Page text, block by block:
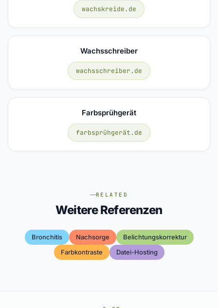
wachskreide.de
Wachsschreiber
wachsschreiber.de
Farbsprühgerät
farbsprühgerät.de
RELATED
Weitere Referenzen
Bronchitis Nachsorge
Belichtungskorrektur
Farbkontraste
Datei-Hosting